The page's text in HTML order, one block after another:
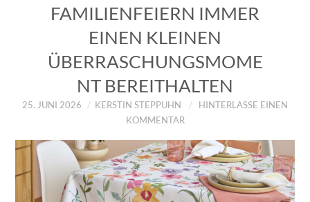
FAMILIENFEIERN IMMER
EINEN KLEINEN
ÜBERRASCHUNGSMOME
NT BEREITHALTEN
25. JUNI 2026 KERSTIN STEPPUHN
HINTERLASSE EINEN
KOMMENTAR